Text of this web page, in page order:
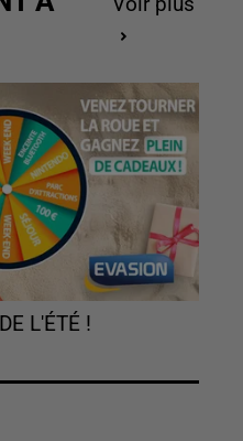
L'ÉTÉ !